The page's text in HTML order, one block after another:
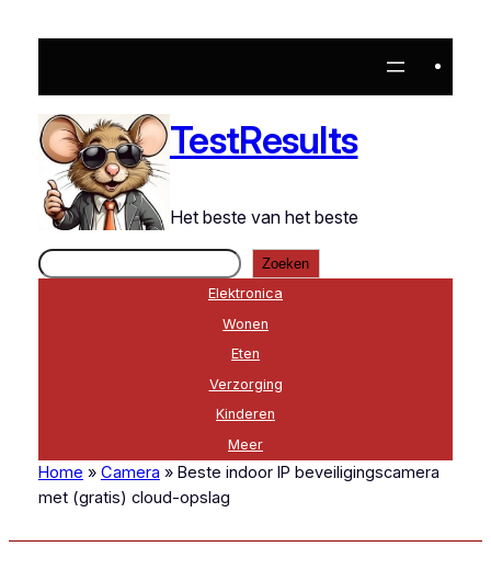
naar
inhoud
TestResults
Het beste van het beste
Zoeken
Zoeken
Elektronica
Wonen
Eten
Verzorging
Kinderen
Meer
Home » Camera »Beste indoor IP beveiligingscamera
met (gratis) cloud-opslag